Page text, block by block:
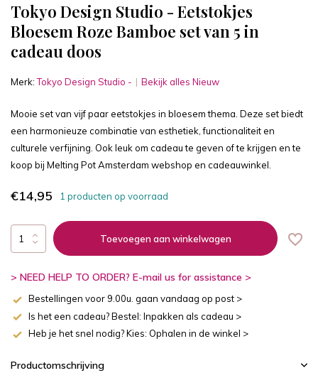
Tokyo Design Studio - Eetstokjes
Bloesem Roze Bamboe set van 5 in
cadeau doos
Merk:Tokyo Design Studio - Bekijk alles Nieuw
Mooie set van vijf paar eetstokjes in bloesem thema. Deze set biedt
een harmonieuze combinatie van esthetiek, functionaliteit en
culturele verfijning. Ook leuk om cadeau te geven of te krijgen en te
koop bij Melting Pot Amsterdam webshop en cadeauwinkel.
€14,95 1 producten op voorraad
Toevoegen aan winkelwagen
> NEED HELP TO ORDER? E-mail us for assistance >
Bestellingen voor 9.00u. gaan vandaag op post >
Is het een cadeau? Bestel: Inpakken als cadeau >
Heb je het snel nodig? Kies: Ophalen in de winkel >
Productomschrijving